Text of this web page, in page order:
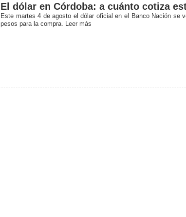
El dólar en Córdoba: a cuánto cotiza
Este martes 4 de agosto el dólar oficial en el Banco Nación se
pesos para la compra. Leer más